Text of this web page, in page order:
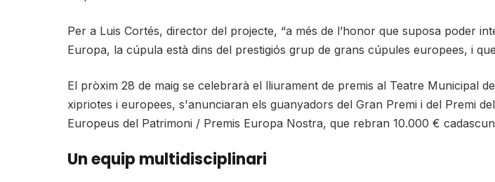
Per a Luis Cortés, director del projecte, “a més de l’honor que suposa poder
Europa, la cúpula està dins del prestigiós grup de grans cúpules europees, i
El pròxim 28 de maig se celebrarà el lliurament de premis al Teatre Municipal
xipriotes i europees, s'anunciaran els guanyadors del Gran Premi i del Premi
Europeus del Patrimoni / Premis Europa Nostra, que rebran 10.000 €
Un equip multidisciplinari